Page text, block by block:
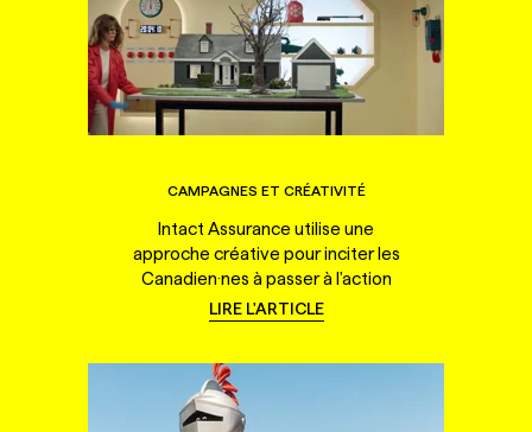
CAMPAGNES ET CRÉATIVITÉ
Intact Assurance utilise une
approche créative pour inciter les
Canadien·nes à passer à l'action
LIRE L'ARTICLE